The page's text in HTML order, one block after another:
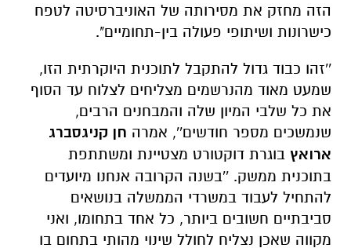
הזה מחזק את מסירותה של האוניברסיטה לטפח
כישרונות ושיתופי פעולה בין-תחומיים".
''זהו כבוד גדול להתקבל לתוכנית היוקרתית הזו,
שמעט מאוד מהנרשמים מצליחים לצלוח עד הסוף
את כל שלבי המיון שלה והמבחנים הרבים,
שנמשכים מספר חודשים'', אמרה חן קניגסברג
ארואץ בוגרת דוקטורט מצטיינת ומשתתפת
בתוכנית ממשק. ''בשנה הקרובה אנחנו מיועדים
להתחיל לעבוד במשרדי הממשלה בנושאים
סביבתיים חשובים ביותר, כל אחד בתחומו, ואני
מקווה שאכן נצליח לחולל שינוי מהותי בתחום בו